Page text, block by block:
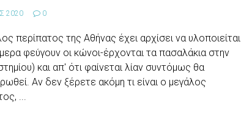
2020 0
περίπατος της Αθήνας έχει αρχίσει να υλοποιείται
φεύγουν οι κώνοι-έρχονται τα πασαλάκια στην
και απ' ότι φαίνεται λίαν συντόμως θα
Αν δεν ξέρετε ακόμη τι είναι ο μεγάλος
...